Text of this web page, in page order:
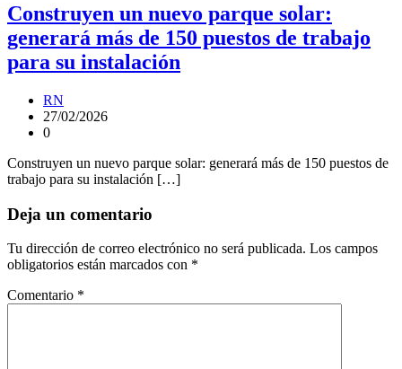
Construyen un nuevo parque solar:
generará más de 150 puestos de trabajo
para su instalación
RN
27/02/2026
0
Construyen un nuevo parque solar: generará más de 150 puestos de
trabajo para su instalación […]
Deja un comentario
Tu dirección de correo electrónico no será publicada. Los campos
obligatorios están marcados con *
Comentario *